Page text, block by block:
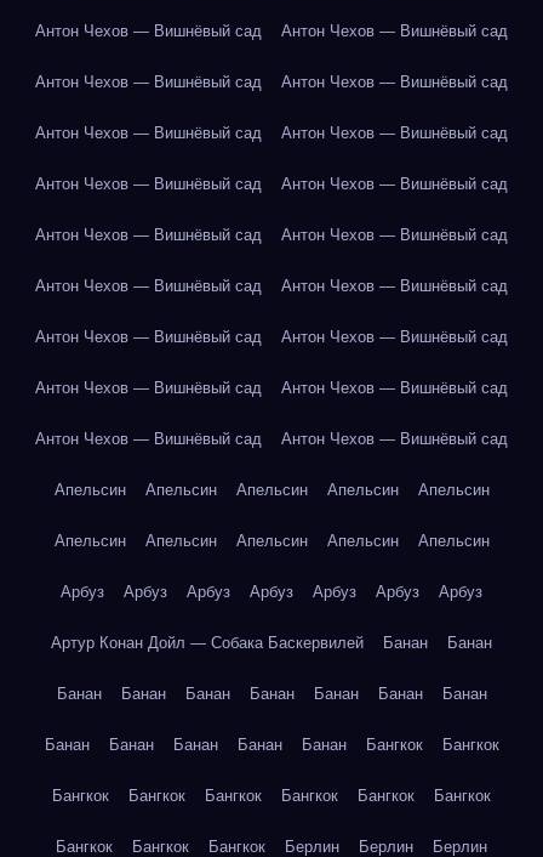
Антон Чехов — Вишнёвый сад Антон Чехов — Вишнёвый сад
Антон Чехов — Вишнёвый сад Антон Чехов — Вишнёвый сад
Антон Чехов — Вишнёвый сад Антон Чехов — Вишнёвый сад
Антон Чехов — Вишнёвый сад Антон Чехов — Вишнёвый сад
Антон Чехов — Вишнёвый сад Антон Чехов — Вишнёвый сад
Антон Чехов — Вишнёвый сад Антон Чехов — Вишнёвый сад
Антон Чехов — Вишнёвый сад Антон Чехов — Вишнёвый сад
Антон Чехов — Вишнёвый сад Антон Чехов — Вишнёвый сад
Антон Чехов — Вишнёвый сад Антон Чехов — Вишнёвый сад
Апельсин Апельсин Апельсин Апельсин Апельсин
Апельсин Апельсин Апельсин Апельсин Апельсин
Арбуз Арбуз Арбуз Арбуз Арбуз Арбуз Арбуз
Артур Конан Дойл — Собака Баскервилей Банан Банан
Банан Банан Банан Банан Банан Банан Банан
Банан Банан Банан Банан Банан Бангкок Бангкок
Бангкок Бангкок Бангкок Бангкок Бангкок Бангкок
Бангкок Бангкок Бангкок Берлин Берлин Берлин